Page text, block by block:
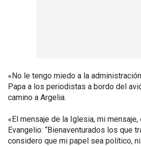
«No le tengo miedo a la
Papa a los periodistas a bordo del
camino a Argelia.
«El mensaje de la Iglesia, mi
Evangelio: “Bienaventurados los que
considero que mi papel sea político,